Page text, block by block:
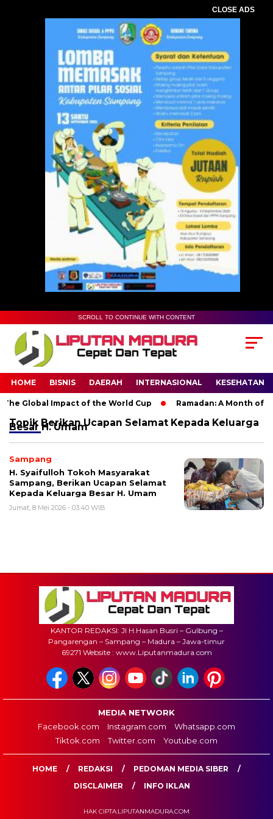
CLOSE ADS
SCROLL TO CONTINUE WITH CONTENT
HOME BISNIS DAERAH INTERNASIONAL KESEHATAN
Global Impact of the World Cup Ramadan: A Month of
Topik Berikan Ucapan Selamat Kepada Keluarga
Besar H. Umam
Sampang
H. Syaifulloh Tokoh Masyarakat
Sampang, Berikan Ucapan Selamat
Kepada Keluarga Besar H. Umam
Jumat, 8 Mei 2026 - 03:40 WIB
KANTOR REDAKSI: Jl H.Hasan Busri – Gulbung –
Pangarengan – Sampang – Madura – Jawa-timur
69271 Website : www.Liputanmadura.com
MEDIA NETWORK
Facebook.com
Instagram.com
Whatsapp.com
Tiktok.com
Twitter.com Youtube.com
HOME REDAKSI
PEDOMAN MEDIA SIBER
DISCLAIMER
INFO IKLAN
HAK CIPTA:LIPUTANMADURA.COM